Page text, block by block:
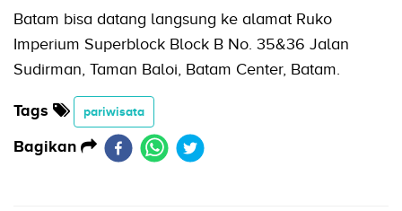
Batam bisa datang langsung ke alamat Ruko
Imperium Superblock Block B No. 35&36 Jalan
Sudirman, Taman Baloi, Batam Center, Batam.
Tags pariwisata
Bagikan